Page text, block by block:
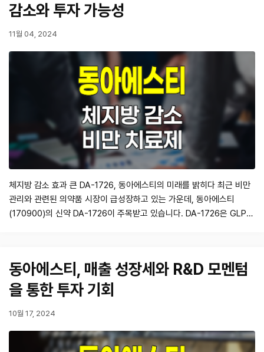
감소와 투자 가능성
11월 04, 2024
체지방 감소 효과 큰 DA-1726, 동아에스티의 미래를 밝히다 최근 비만
관리와 관련된 의약품 시장이 급성장하고 있는 가운데, 동아에스티
(170900)의 신약 DA-1726이 주목받고 있습니다. DA-1726은 GLP-
대한 분석과 …
동아에스티, 매출 성장세와 R&D 모멘텀
을 통한 투자 기회
10월 17, 2024